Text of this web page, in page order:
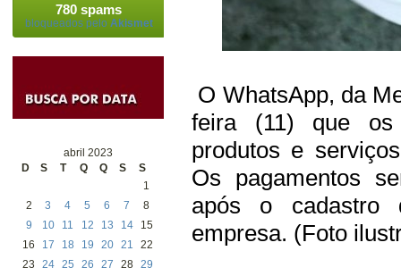
780 spams
bloqueados pelo Akismet
abril 2023
D
S T Q Q S
S
1
2
3 4 5 6 7
8
9
10 11 12 13 14
15
16
17 18 19 20 21
22
23
24 25 26 27 28 29
O WhatsApp, da
feira (11) que os
produtos e
Os pagamentos
após o cadastro
empresa. (Foto